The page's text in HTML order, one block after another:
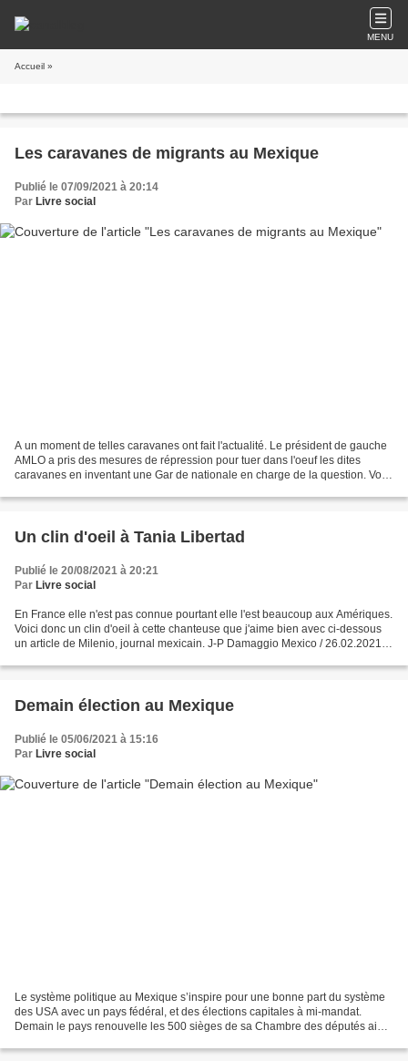
MENU
Accueil »
Les caravanes de migrants au Mexique
Publié le 07/09/2021 à 20:14
Par Livre social
A un moment de telles caravanes ont fait l'actualité. Le président de gauche
AMLO a pris des mesures de répression pour tuer dans l'oeuf les dites
caravanes en inventant une Gar de nationale en charge de la question. Voici
Un clin d'oeil à Tania Libertad
Publié le 20/08/2021 à 20:21
Par Livre social
En France elle n'est pas connue pourtant elle l'est beaucoup aux Amériques.
Voici donc un clin d'oeil à cette chanteuse que j'aime bien avec ci-dessous
un article de Milenio, journal mexicain. J-P Damaggio Mexico / 26.02.2021
Demain élection au Mexique
Publié le 05/06/2021 à 15:16
Par Livre social
Le système politique au Mexique s’inspire pour une bonne part du système
des USA avec un pays fédéral, et des élections capitales à mi-mandat.
Demain le pays renouvelle les 500 sièges de sa Chambre des députés ainsi